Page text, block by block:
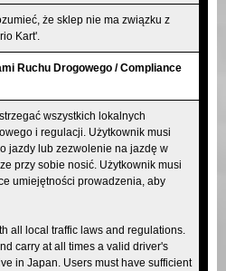
że sklep nie ma związku z
Kart'.
Ruchu Drogowego / Compliance
wszystkich lokalnych
i regulacji. Użytkownik musi
jazdy lub zezwolenie na jazdę w
przy sobie nosić. Użytkownik musi
umiejętności prowadzenia, aby
all local traffic laws and regulations.
carry at all times a valid driver's
in Japan. Users must have sufficient